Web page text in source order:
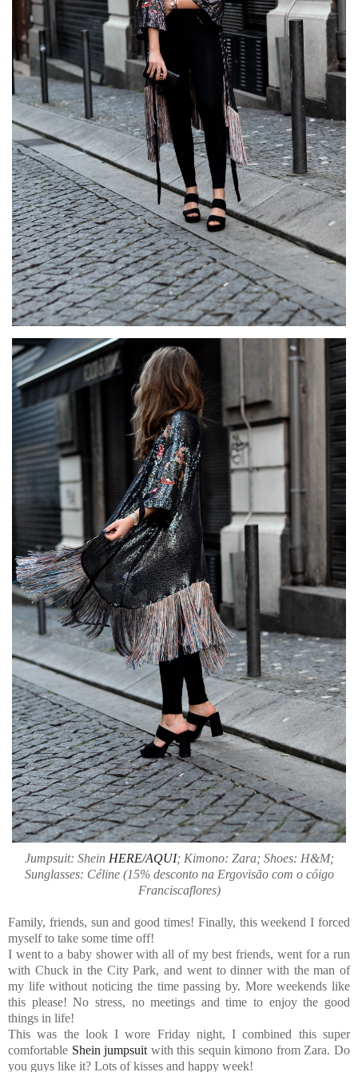
Jumpsuit: Shein HERE/AQUI; Kimono: Zara; Shoes: H&M;
Sunglasses: Céline (15% desconto na Ergovisão com o cóigo
Franciscaflores)
Family, friends, sun and good times! Finally, this weekend I forced
myself to take some time off!
I went to a baby shower with all of my best friends, went for a run
with Chuck in the City Park, and went to dinner with the man of
my life without noticing the time passing by. More weekends like
this please! No stress, no meetings and time to enjoy the good
things in life!
This was the look I wore Friday night, I combined this super
comfortable Shein jumpsuit with this sequin kimono from Zara. Do
you guys like it? Lots of kisses and happy week!